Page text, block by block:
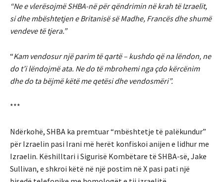
“Ne e vlerësojmë SHBA-në për qëndrimin në krah të Izraelit,
si dhe mbështetjen e Britanisë së Madhe, Francës dhe shumë
vendeve të tjera.”
“Kam vendosur një parim të qartë – kushdo që na lëndon, ne
do t’i lëndojmë ata. Ne do të mbrohemi nga çdo kërcënim
dhe do ta bëjmë këtë me qetësi dhe vendosmëri”.
***
Ndërkohë, SHBA ka premtuar “mbështetje të palëkundur”
për Izraelin pasi Irani më herët konfiskoi anijen e lidhur me
Izraelin. Këshilltari i Sigurisë Kombëtare të SHBA-së, Jake
Sullivan, e shkroi këtë në një postim në X pasi pati një